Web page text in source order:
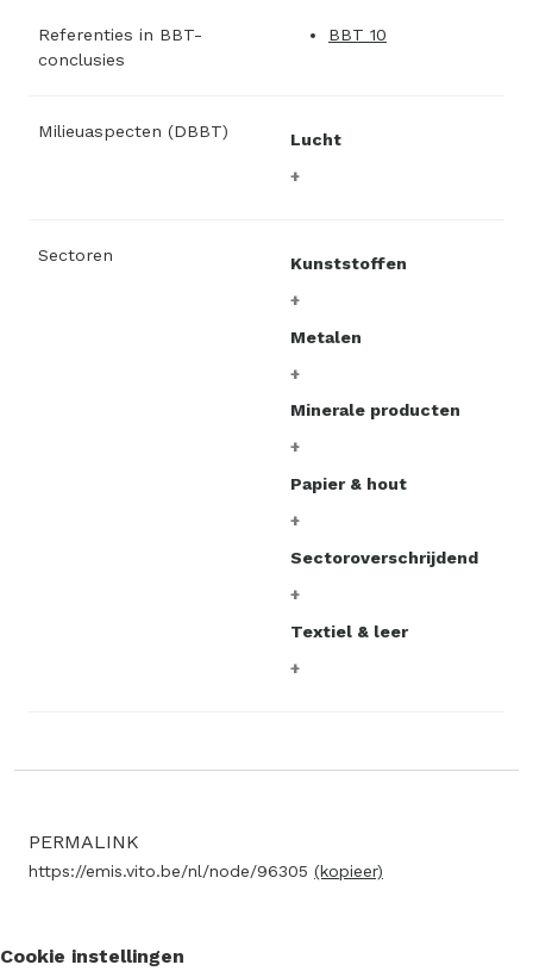
Referenties in BBT-
conclusies
BBT 10
Milieuaspecten (DBBT) Lucht
Sectoren Kunststoffen
Metalen
Minerale producten
Papier & hout
Sectoroverschrijdend
Textiel & leer
PERMALINK
https://emis.vito.be/nl/node/96305 (kopieer)
Cookie instellingen